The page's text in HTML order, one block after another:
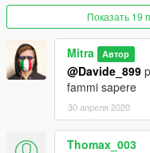
Показать 19
Mitra Автор
@Davide_899
fammi sapere
30 апреля 2020
Thomax_003